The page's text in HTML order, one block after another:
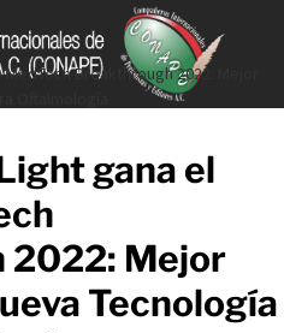
Breakthrough 2022: Mejor
gana el
2022: Mejor
Tecnología